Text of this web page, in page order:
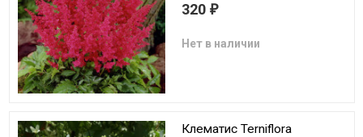
320 ₽
Нет в наличии
Клематис Terniflora